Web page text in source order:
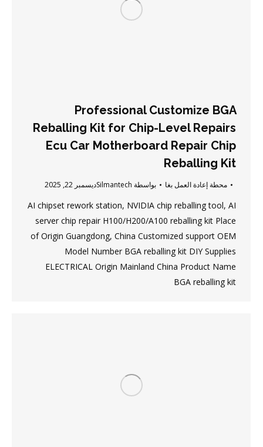
Professional Customize BGA
Reballing Kit for Chip-Level Repairs
Ecu Car Motherboard Repair Chip
Reballing Kit
محطة إعادة العمل بغا بواسطة Silmantechديسمبر 22, 2025
AI chipset rework station, NVIDIA chip reballing tool, AI
server chip repair H100/H200/A100 reballing kit Place
of Origin Guangdong, China Customized support OEM
Model Number BGA reballing kit DIY Supplies
ELECTRICAL Origin Mainland China Product Name
BGA reballing kit